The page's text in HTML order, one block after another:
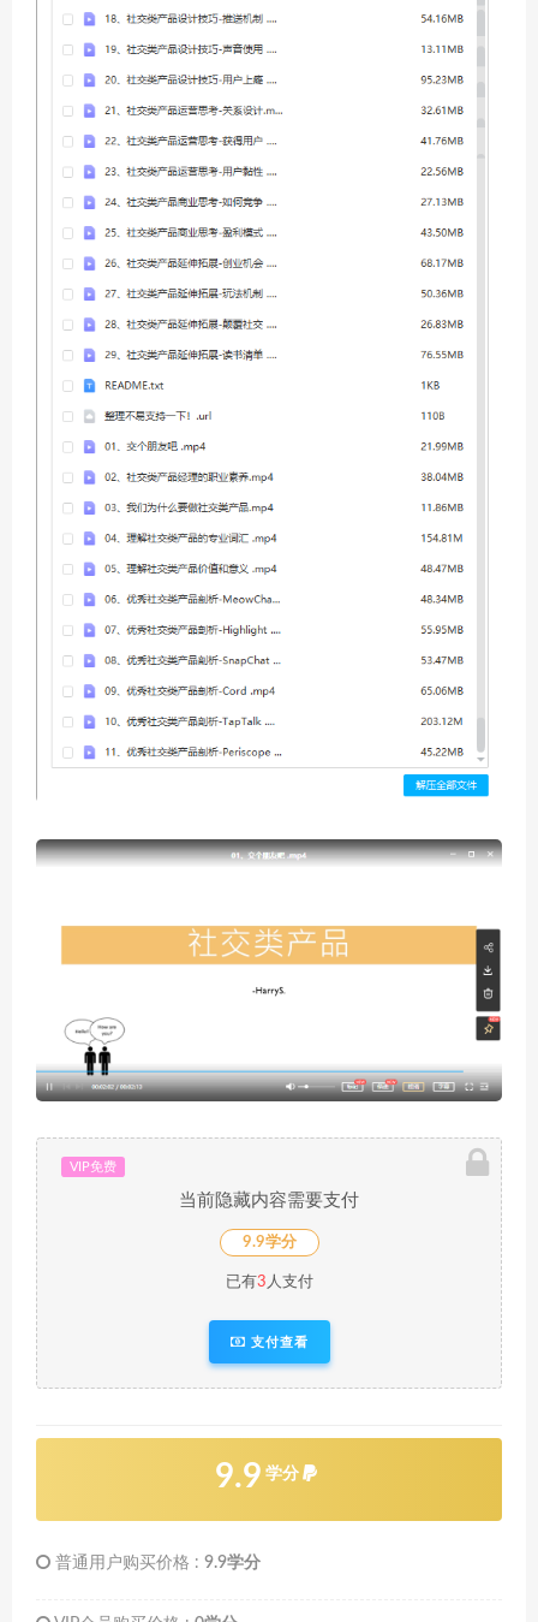
VIP免费
当前隐藏内容需要支付
9.9学分
已有3 人支付
支付查看
9.9 学分
普通用户购买价格 : 9.9学分